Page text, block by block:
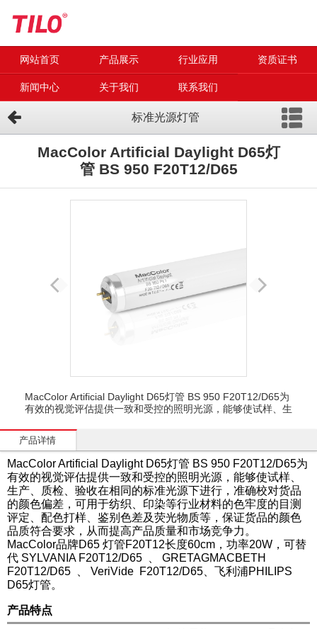
网站首页 产品展示 行业应用 资质证书
新闻中心 关于我们 联系我们
标准光源灯管
MacColor Artificial Daylight D65灯
管 BS 950 F20T12/D65
MacColor Artificial Daylight D65灯管 BS 950 F20T12/D65为
有效的视觉评估提供一致和受控的照明光源，能够使试样、生
产品详情
MacColor Artificial Daylight D65灯管 BS 950 F20T12/D65为
有效的视觉评估提供一致和受控的照明光源，能够使试样、
生产、质检、验收在相同的标准光源下进行，准确校对货品
的颜色偏差，可用于纺织、印染等行业材料的色牢度的目测
评定、配色打样、鉴别色差及荧光物质等，保证货品的颜色
品质符合要求，从而提高产品质量和市场竞争力。
MacColor品牌D65 灯管F20T12长度60cm，功率20W，可替
代 SYLVANIA F20T12/D65 、 GRETAGMACBETH
F20T12/D65 、 VeriVide F20T12/D65、飞利浦PHILIPS
D65灯管。
产品特点